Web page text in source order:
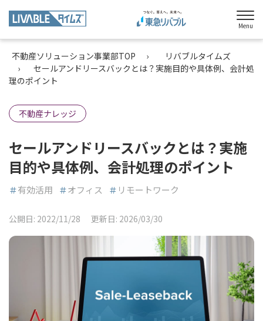
Menu
不動産ソリューション事業部TOP
リバブルタイムズ
セールアンドリースバックとは？実施目的や具体例、会計処
理のポイント
不動産ナレッジ
セールアンドリースバックとは？実施
目的や具体例、会計処理のポイント
＃有効活用 ＃オフィス ＃ リモートワーク
公開日: 2022/11/28 更新日: 2026/03/30